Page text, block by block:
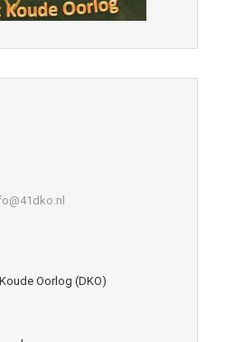
Oorlog (DKO)